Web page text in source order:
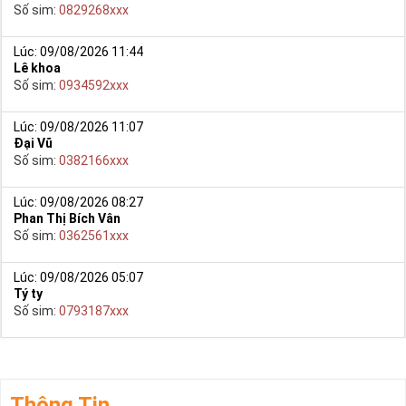
Không phải tự nhiên mà
thủy là môn khoa học đã ra đời và được con người áp dụng
từ hàng ngàn năm nay.
Số sim: 0829268xxx
Lúc: 09/08/2026 11:44
Lê khoa
Số sim: 0934592xxx
Lúc: 09/08/2026 11:07
Đại Vũ
Số sim: 0382166xxx
Lúc: 09/08/2026 08:27
Phan Thị Bích Vân
Số sim: 0362561xxx
Lúc: 09/08/2026 05:07
Tý ty
Số sim: 0793187xxx